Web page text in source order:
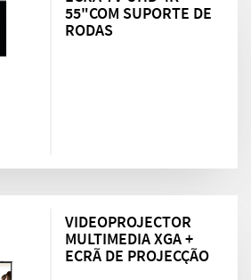
55"COM SUPORTE DE
RODAS
VIDEOPROJECTOR
MULTIMEDIA XGA +
ECRÃ DE PROJECÇÃO